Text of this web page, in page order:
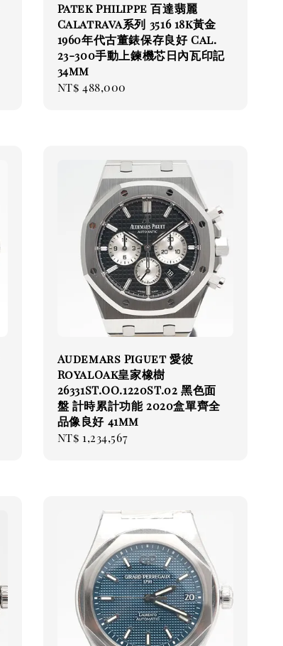
Patek Philippe 百達翡麗
Calatrava系列 3516 18k黃金
1960年代古董錶保存良好 Cal.
23-300手動上鍊機芯日內瓦印記
34mm
Regular
NT$ 488,000
Audemars Piguet 愛彼
RoyalOak皇家橡樹
26331ST.OO.1220ST.02 黑色面
盤 計時累計功能 2020盒單齊全
品像良好 41mm
Regular
NT$ 1,234,567